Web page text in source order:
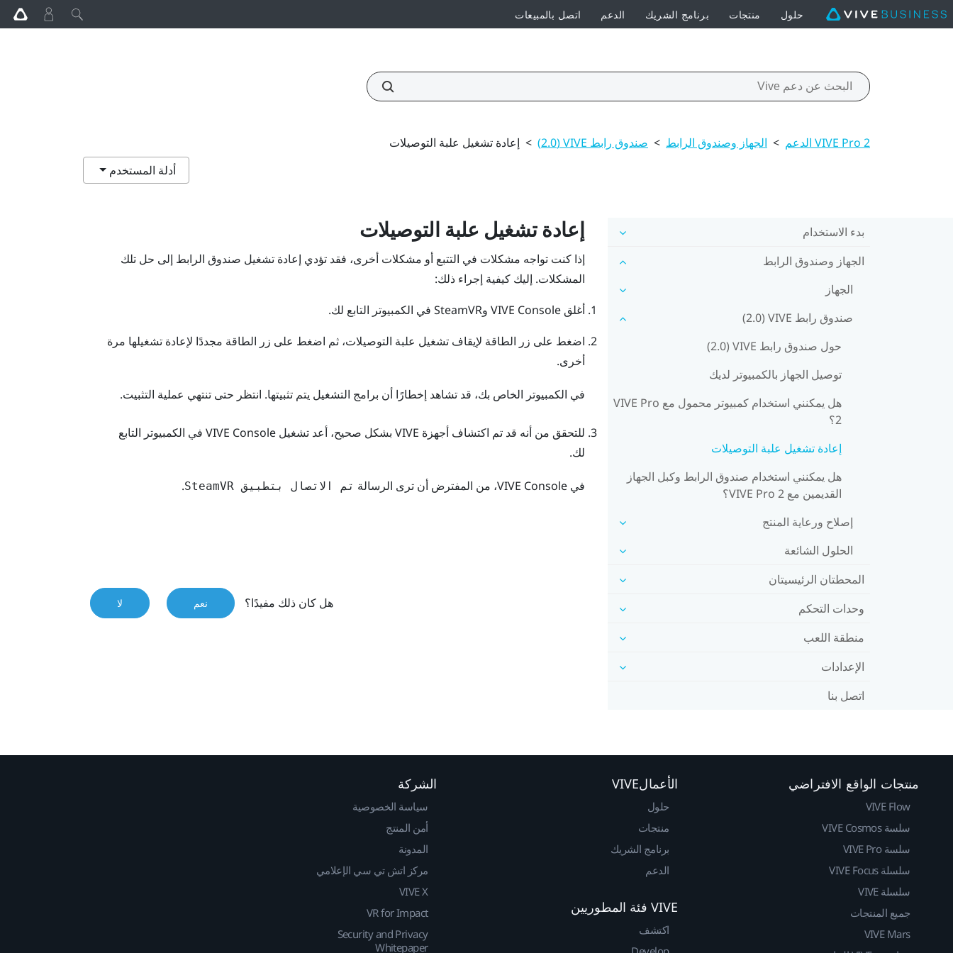
حلول منتجات برنامج الشريك الدعم اتصل بالمبيعات
VIVE Pro 2 الدعم > الجهاز وصندوق الرابط > صندوق رابط VIVE ‏(2.0) > إعادة تشغيل علبة التوصيلات
أدلة المستخدم
بدء الاستخدام
الجهاز وصندوق الرابط
الجهاز
صندوق رابط VIVE ‏(2.0)
حول صندوق رابط VIVE ‏(2.0)
توصيل الجهاز بالكمبيوتر لديك
هل يمكنني استخدام كمبيوتر محمول مع VIVE Pro
2؟
إعادة تشغيل علبة التوصيلات
هل يمكنني استخدام صندوق الرابط وكبل الجهاز
القديمين مع VIVE Pro 2؟
إصلاح ورعاية المنتج
الحلول الشائعة
المحطتان الرئيسيتان
وحدات التحكم
منطقة اللعب
الإعدادات
اتصل بنا
إعادة تشغيل علبة التوصيلات
إذا كنت تواجه مشكلات في التتبع أو مشكلات أخرى، فقد تؤدي إعادة تشغيل صندوق الرابط إلى حل تلك
المشكلات. إليك كيفية إجراء ذلك:
أغلق VIVE ConsoleوSteamVRفي الكمبيوتر التابع لك.
اضغط على زر الطاقة لإيقاف تشغيل علبة التوصيلات، ثم اضغط على زر الطاقة مجددًا لإعادة تشغيلها مرة
أخرى.
في الكمبيوتر الخاص بك، قد تشاهد إخطارًا أن برامج التشغيل يتم تثبيتها. انتظر حتى تنتهي عملية التثبيت.
للتحقق من أنه قد تم اكتشاف أجهزة VIVEبشكل صحيح، أعد تشغيل VIVE Consoleفي الكمبيوتر التابع
لك.
في VIVE Console، من المفترض أن ترى الرسالة تم الاتصال بتطبيق SteamVR .
هل كان ذلك مفيدًا؟ نعم لا
منتجات الواقع الافتراضي
VIVE Flow
سلسة VIVE Cosmos
سلسة VIVE Pro
سلسلة VIVE Focus
سلسلة VIVE
جميع المنتجات
VIVE Mars
الأعمالVIVE
حلول
منتجات
برنامج الشريك
الدعم
VIVE فئة المطوريين
اكتشف
الشركة
سياسة الخصوصية
أمن المنتج
المدونة
مركز اتش تي سي الإعلامي
VIVE X
VR for Impact
Security and Privacy
Whitepaper